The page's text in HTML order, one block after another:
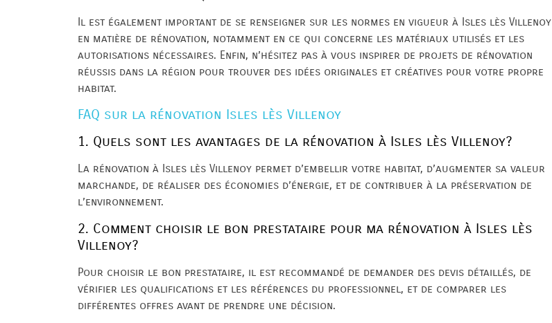
Il est également important de se renseigner sur les normes en vigueur à Isles lès Villenoy
en matière de rénovation, notamment en ce qui concerne les matériaux utilisés et les
autorisations nécessaires. Enfin, n’hésitez pas à vous inspirer de projets de rénovation
réussis dans la région pour trouver des idées originales et créatives pour votre propre
habitat.
FAQ sur la rénovation Isles lès Villenoy
1. Quels sont les avantages de la rénovation à Isles lès Villenoy?
La rénovation à Isles lès Villenoy permet d’embellir votre habitat, d’augmenter sa valeur
marchande, de réaliser des économies d’énergie, et de contribuer à la préservation de
l’environnement.
2. Comment choisir le bon prestataire pour ma rénovation à Isles lès
Villenoy?
Pour choisir le bon prestataire, il est recommandé de demander des devis détaillés, de
vérifier les qualifications et les références du professionnel, et de comparer les
différentes offres avant de prendre une décision.